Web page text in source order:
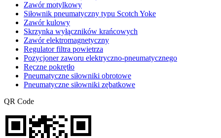
Zawór motylkowy
Siłownik pneumatyczny typu Scotch Yoke
Zawór kulowy
Skrzynka wyłączników krańcowych
Zawór elektromagnetyczny
Regulator filtra powietrza
Pozycjoner zaworu elektryczno-pneumatycznego
Ręczne pokrętło
Pneumatyczne siłowniki obrotowe
Pneumatyczne siłowniki zębatkowe
QR Code